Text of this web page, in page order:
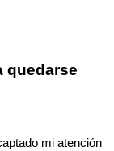
quedarse
mi atención